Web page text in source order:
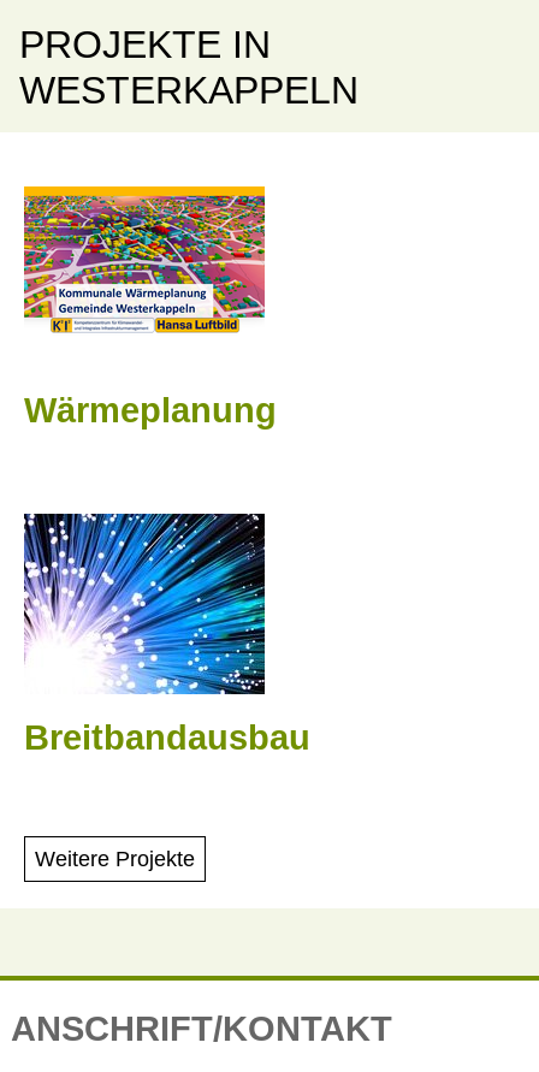
PROJEKTE IN
WESTERKAPPELN
Wärmeplanung
Breitbandausbau
Weitere Projekte
ANSCHRIFT/KONTAKT